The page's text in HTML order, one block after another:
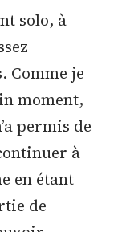
solo, à
Comme je
moment,
permis de
à
en étant
de